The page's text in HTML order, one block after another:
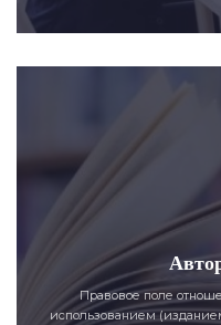
Правовое поле
использованием